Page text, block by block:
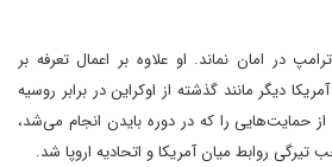
در امان نماند. او علاوه بر اعمال تعرفه بر
دیگر مانند گذشته از اوکراین در برابر روسیه
حمایت‌هایی را که در دوره بایدن انجام می‌شد،
روابط میان آمریکا و اتحادیه اروپا شد.